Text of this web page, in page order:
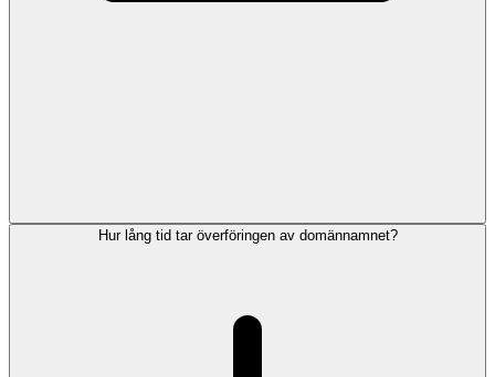
Hur lång tid tar överföringen av domännamnet?